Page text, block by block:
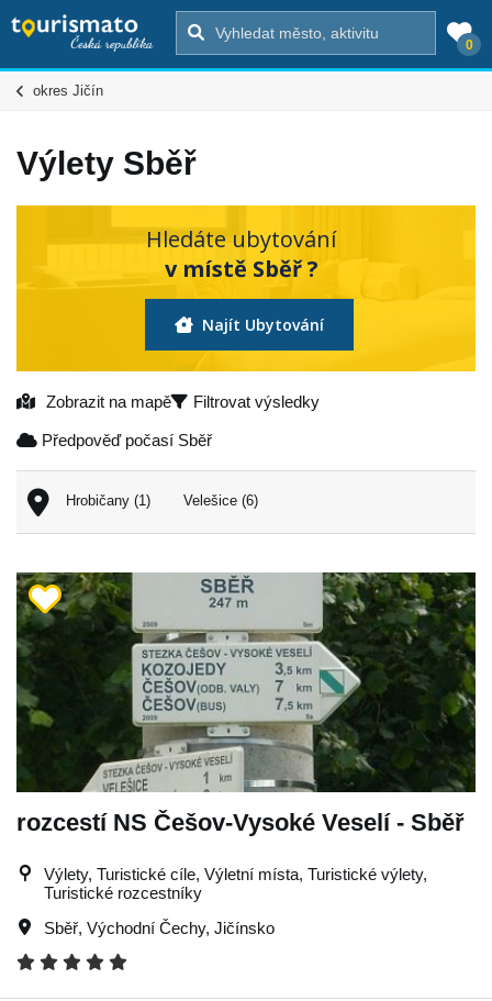
0
okres Jičín
Výlety Sběř
Hledáte ubytování
v místě Sběř ?
Najít Ubytování
Zobrazit na mapě Filtrovat výsledky
Předpověď počasí Sběř
Hrobičany (1) Velešice (6)
rozcestí NS Češov-Vysoké Veselí - Sběř
Výlety, Turistické cíle, Výletní místa, Turistické výlety,
Turistické rozcestníky
Sběř, Východní Čechy, Jičínsko